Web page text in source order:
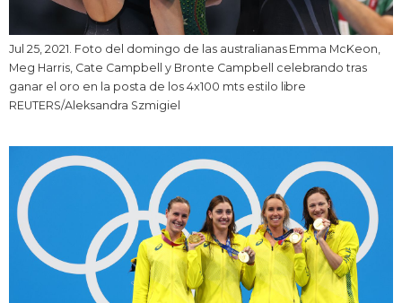
Jul 25, 2021. Foto del domingo de las australianas Emma McKeon,
Meg Harris, Cate Campbell y Bronte Campbell celebrando tras
ganar el oro en la posta de los 4x100 mts estilo libre
REUTERS/Aleksandra Szmigiel